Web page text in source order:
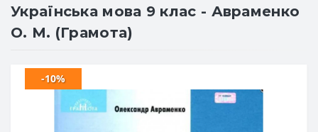
Українська мова 9 клас - Авраменко
О. М. (Грамота)
-10%